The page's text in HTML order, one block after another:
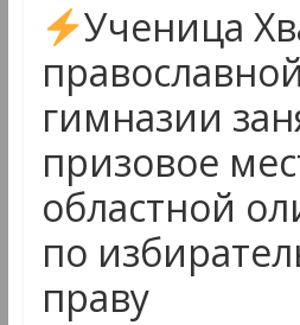
Ученица
православной
гимназии
призовое
областной
по
праву